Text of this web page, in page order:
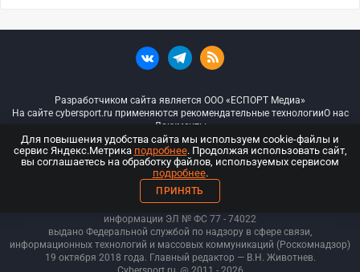
Разработчиком сайта является ООО «ЕСПОРТ Медиа»
На сайте cybersport.ru применяются рекомендательные технологииО нас
Документы
© ООО «Киберспорт.ру» — Все права защищены
18+
ООО «Киберспорт.ру». Свидетельство о регистрации средств массовой
информации ЭЛ № ФС 77 - 74022
выдано Федеральной службой по надзору в сфере связи,
информационных технологий и массовых коммуникаций (Роскомнадзор)
19 октября 2018 года. Главный редактор — В.Н. Животнев.
Для повышения удобства сайта мы используем cookie-файлы и
сервис Яндекс.Метрика подробнее. Продолжая использовать сайт,
вы соглашаетесь на обработку файлов, используемых сервисом
подробнее.
ПРИНЯТЬ